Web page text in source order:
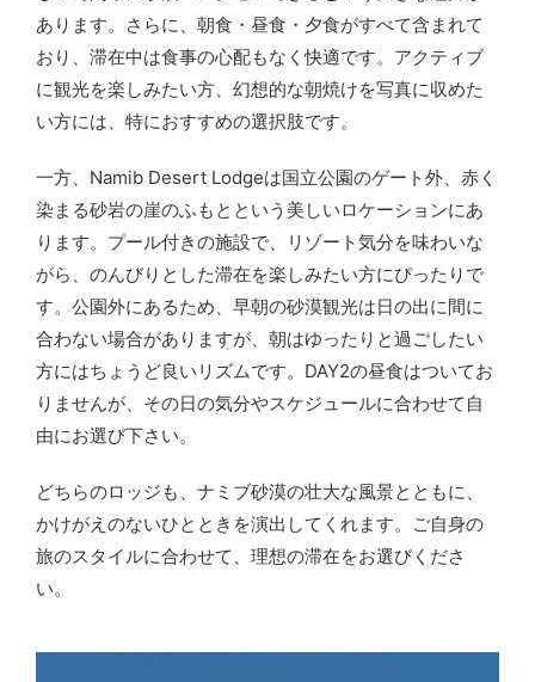
あります。さらに、朝食・昼食・夕食がすべて含まれて
おり、滞在中は食事の心配もなく快適です。アクティブ
に観光を楽しみたい方、幻想的な朝焼けを写真に収めた
い方には、特におすすめの選択肢です。
一方、Namib Desert Lodgeは国立公園のゲート外、赤く
染まる砂岩の崖のふもとという美しいロケーションにあ
ります。プール付きの施設で、リゾート気分を味わいな
がら、のんびりとした滞在を楽しみたい方にぴったりで
す。公園外にあるため、早朝の砂漠観光は日の出に間に
合わない場合がありますが、朝はゆったりと過ごしたい
方にはちょうど良いリズムです。DAY2の昼食はついてお
りませんが、その日の気分やスケジュールに合わせて自
由にお選び下さい。
どちらのロッジも、ナミブ砂漠の壮大な風景とともに、
かけがえのないひとときを演出してくれます。ご自身の
旅のスタイルに合わせて、理想の滞在をお選びくださ
い。